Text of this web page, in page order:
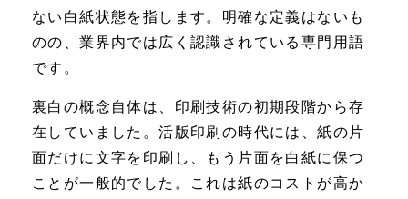
ない白紙状態を指します。明確な定義はないも
のの、業界内では広く認識されている専門用語
です。
裏白の概念自体は、印刷技術の初期段階から存
在していました。活版印刷の時代には、紙の片
面だけに文字を印刷し、もう片面を白紙に保つ
ことが一般的でした。これは紙のコストが高か